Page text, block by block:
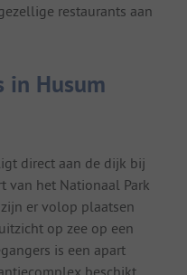
restaurants aan
in Husum
direct aan de dijk bij
van het Nationaal Park
er volop plaatsen
op zee op een
is een apart